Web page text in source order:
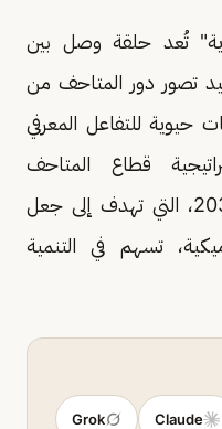
تُعد حلقة وصل بين
تصور دور المتاحف من
للتفاعل المعرفي
قطاع المتاحف
المستلهمة من رؤية المملكة 2030، التي تهدف إلى جعل
تسهم في التنمية
Claude
Grok